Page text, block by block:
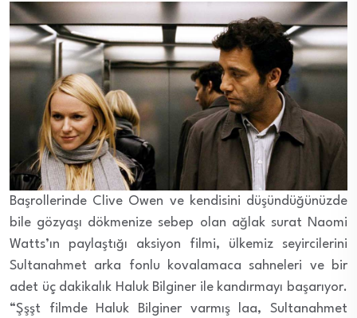
Başrollerinde Clive Owen ve kendisini düşündüğünüzde
bile gözyaşı dökmenize sebep olan ağlak surat Naomi
Watts’ın paylaştığı aksiyon filmi, ülkemiz seyircilerini
Sultanahmet arka fonlu kovalamaca sahneleri ve bir
adet üç dakikalık Haluk Bilginer ile kandırmayı başarıyor.
“Şşşt filmde Haluk Bilginer varmış laa, Sultanahmet